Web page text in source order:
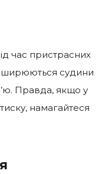
час пристрасних
судини
Правда, якщо у
намагайтеся